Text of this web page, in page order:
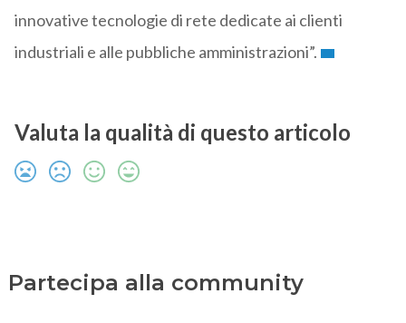
innovative tecnologie di rete dedicate ai clienti
industriali e alle pubbliche amministrazioni”.
Valuta la qualità di questo articolo
Partecipa alla community